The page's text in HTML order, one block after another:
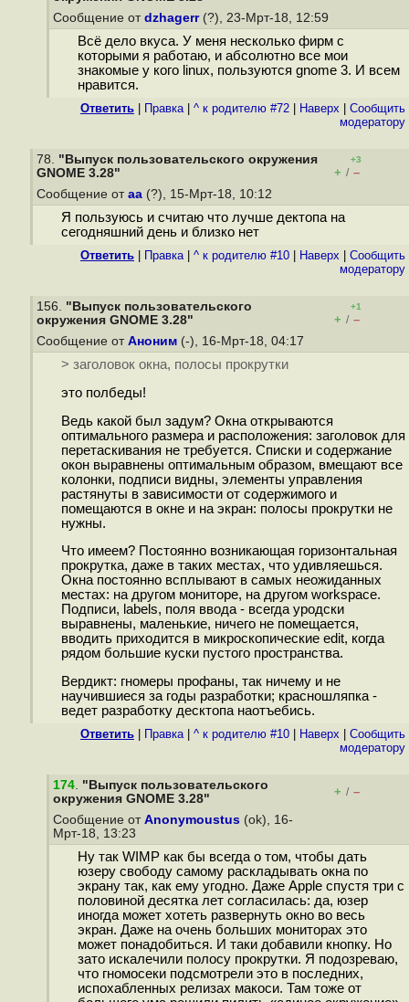
Сообщение от dzhagerr(?), 23-Мрт-18, 12:59
Всё дело вкуса. У меня несколько фирм с
которыми я работаю, и абсолютно все мои
знакомые у кого linux, пользуются gnome 3. И всем
нравится.
Ответить Правка| ^ к родителю #72 Наверх
Cообщить
модератору
78. "Выпуск пользовательского окружения
GNOME 3.28"
+3
+ / –
Сообщение от aa (?), 15-Мрт-18, 10:12
Я пользуюсь и считаю что лучше дектопа на
сегодняшний день и близко нет
Ответить Правка| ^ к родителю #10 Наверх
Cообщить
модератору
156. "Выпуск пользовательского
окружения GNOME 3.28"
+1
+ / –
Сообщение от Аноним (-), 16-Мрт-18, 04:17
> заголовок окна, полосы прокрутки
это полбеды!
Ведь какой был задум? Окна открываются
оптимального размера и расположения: заголовок для
перетаскивания не требуется. Списки и содержание
окон выравнены оптимальным образом, вмещают все
колонки, подписи видны, элементы управления
растянуты в зависимости от содержимого и
помещаются в окне и на экран: полосы прокрутки не
нужны.
Что имеем? Постоянно возникающая горизонтальная
прокрутка, даже в таких местах, что удивляешься.
Окна постоянно всплывают в самых неожиданных
местах: на другом мониторе, на другом workspace.
Подписи, labels, поля ввода - всегда уродски
выравнены, маленькие, ничего не помещается,
вводить приходится в микроскопические edit, когда
рядом большие куски пустого пространства.
Вердикт: гномеры профаны, так ничему и не
научившиеся за годы разработки; красношляпка -
ведет разработку десктопа наотъeбиcь.
Ответить Правка| ^ к родителю #10 Наверх
Cообщить
модератору
174. "Выпуск пользовательского
окружения GNOME 3.28"
+ / –
Сообщение от Anonymoustus (ok), 16-
Мрт-18, 13:23
Ну так WIMP как бы всегда о том, чтобы дать
юзеру свободу самому раскладывать окна по
экрану так, как ему угодно. Даже Apple спустя три с
половиной десятка лет согласилась: да, юзер
иногда может хотеть развернуть окно во весь
экран. Даже на очень больших мониторах это
может понадобиться. И таки добавили кнопку. Но
зато искалечили полосу прокрутки. Я подозреваю,
что гномосеки подсмотрели это в последних,
испохабленных релизах макоси. Там тоже от